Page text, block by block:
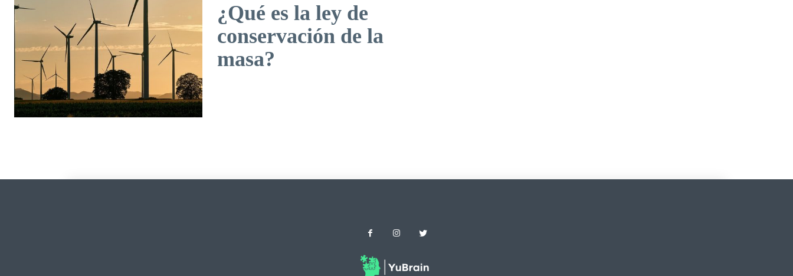
¿Qué es la ley de
conservación de la
masa?